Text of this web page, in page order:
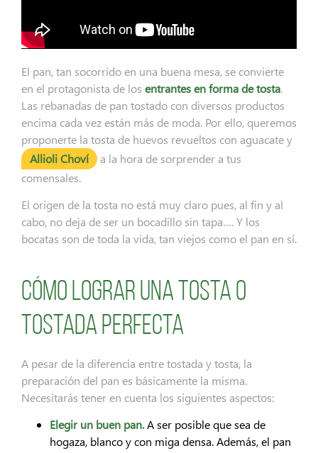
El pan, tan socorrido en una buena mesa, se convierte
en el protagonista de los entrantes en forma de tosta.
Las rebanadas de pan tostado con diversos productos
encima cada vez están más de moda. Por ello, queremos
proponerte la tosta de huevos revueltos con aguacate y
Allioli Choví
a la hora de sorprender a tus
comensales.
El origen de la tosta no está muy claro pues, al fin y al
cabo, no deja de ser un bocadillo sin tapa…. Y los
bocatas son de toda la vida, tan viejos como el pan en sí.
Cómo lograr una tosta o
tostada perfecta
A pesar de la diferencia entre tostada y tosta, la
preparación del pan es básicamente la misma.
Necesitarás tener en cuenta los siguientes aspectos:
Elegir un buen pan.A ser posible que sea de
hogaza, blanco y con miga densa. Además, el pan